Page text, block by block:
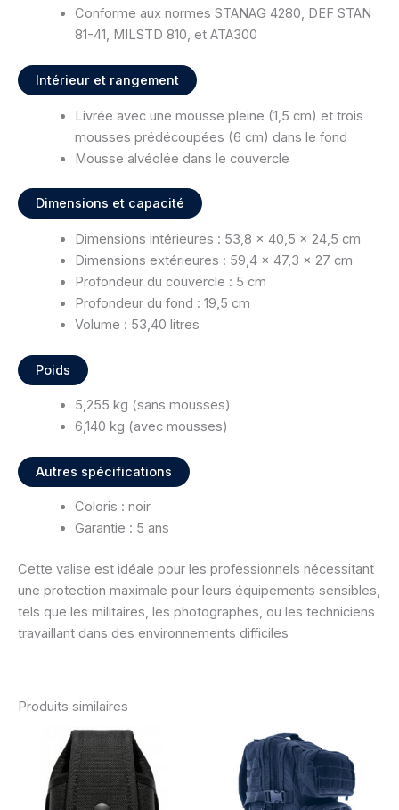
Conforme aux normes STANAG 4280, DEF STAN
81-41, MILSTD 810, et ATA300
Intérieur et rangement
Livrée avec une mousse pleine (1,5 cm) et trois
mousses prédécoupées (6 cm) dans le fond
Mousse alvéolée dans le couvercle
Dimensions et capacité
Dimensions intérieures : 53,8 x 40,5 x 24,5 cm
Dimensions extérieures : 59,4 x 47,3 x 27 cm
Profondeur du couvercle : 5 cm
Profondeur du fond : 19,5 cm
Volume : 53,40 litres
Poids
5,255 kg (sans mousses)
6,140 kg (avec mousses)
Autres spécifications
Coloris : noir
Garantie : 5 ans
Cette valise est idéale pour les professionnels nécessitant
une protection maximale pour leurs équipements sensibles,
tels que les militaires, les photographes, ou les techniciens
travaillant dans des environnements difficiles
Produits similaires